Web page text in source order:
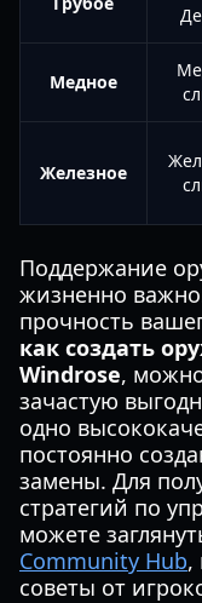
Медное
Железное
Поддержание
жизненно
прочность
как создать
Windrose,
зачастую
одно
постоянно
замены. Для
стратегий по
можете
Community Hub,
советы от